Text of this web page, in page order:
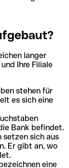
langer
Ihre Filiale
stehen für
es sich eine
Bank befindet.
setzen sich aus
Er gibt an, wo
eine